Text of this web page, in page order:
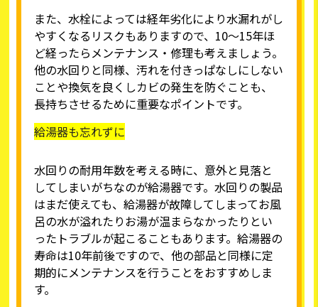
また、水栓によっては経年劣化により水漏れがし
やすくなるリスクもありますので、10～15年ほ
ど経ったらメンテナンス・修理も考えましょう。
他の水回りと同様、汚れを付きっぱなしにしない
ことや換気を良くしカビの発生を防ぐことも、
長持ちさせるために重要なポイントです。
給湯器も忘れずに
水回りの耐用年数を考える時に、意外と見落と
してしまいがちなのが給湯器です。水回りの製品
はまだ使えても、給湯器が故障してしまってお風
呂の水が溢れたりお湯が温まらなかったりとい
ったトラブルが起こることもあります。給湯器の
寿命は10年前後ですので、他の部品と同様に定
期的にメンテナンスを行うことをおすすめしま
す。